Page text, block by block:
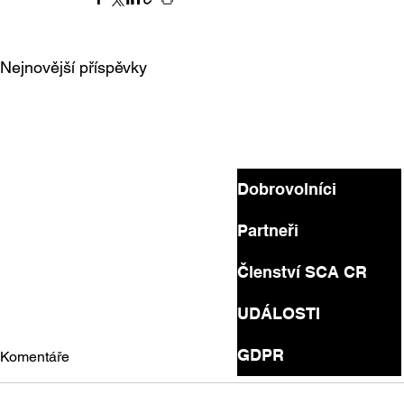
Nejnovější příspěvky
Komentáře
Dobrovolníci
Partneři
Členství SCA CR
UDÁLOSTI
GDPR